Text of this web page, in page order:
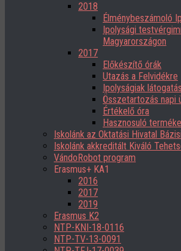
2018
Élménybeszámoló
Ipolysági
Magyarországon
2017
Előkészítő órák
Utazás a Felvidékre
Ipolyságiak
Összetartozás napi
Értékelő óra
Hasznosuló
Iskolánk az Oktatási Hivatal
Iskolánk akkreditált Kiváló
VándoRobot program
Erasmus+ KA1
2016
2017
2019
Erasmus K2
NTP-KNI-18-0116
NTP-TV-13-0091